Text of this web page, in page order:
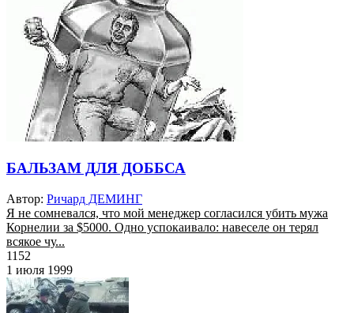
БАЛЬЗАМ ДЛЯ ДОББСА
Автор: Ричард ДЕМИНГ
Я не сомневался, что мой менеджер согласился убить мужа
Корнелии за $5000. Одно успокаивало: навеселе он терял
всякое чу...
1152
1 июля 1999